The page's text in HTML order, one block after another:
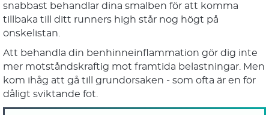
snabbast behandlar dina smalben för att komma
tillbaka till ditt runners high står nog högt på
önskelistan.
Att behandla din benhinneinflammation gör dig inte
mer motståndskraftig mot framtida belastningar. Men
kom ihåg att gå till grundorsaken - som ofta är en för
dåligt sviktande fot.